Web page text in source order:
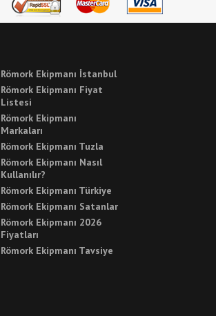
Römork Ekipmanı İstanbul
Römork Ekipmanı Fiyat
Listesi
Römork Ekipmanı
Markaları
Römork Ekipmanı Tuzla
Römork Ekipmanı Nasıl
Kullanılır?
Römork Ekipmanı Türkiye
Römork Ekipmanı Satanlar
Römork Ekipmanı 2026
Fiyatları
Römork Ekipmanı Tavsiye